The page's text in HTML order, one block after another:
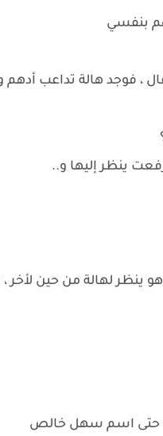
بنفسي
، فوجد هالة تداعب أدهم
ينظر إليها و..
ينظر لهالة من حين لأخر
حتى اسم سهل خالص